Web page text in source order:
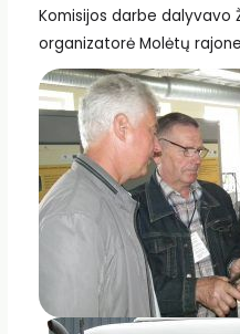
Komisijos darbe dalyvavo
organizatorė Molėtų